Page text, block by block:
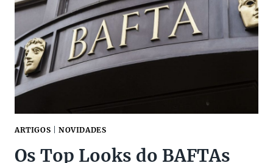
DO
MUNDO
ARTIGOS NOVIDADES
Os Top Looks do BAFTAs